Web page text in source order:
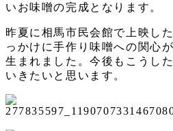
いお味噌の完成となります。
昨夏に相馬市民会館で上映し
っかけに手作り味噌への関心
生まれました。今後もこうし
いきたいと思います。